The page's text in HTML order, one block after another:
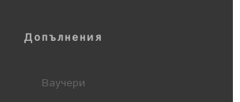
Допълнения
Ваучери